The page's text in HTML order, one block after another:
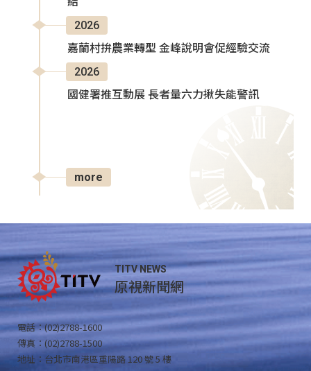
2026
嘉蘭村拚農業轉型 金峰說明會促經驗交流
2026
國健署推互動展 長者量六力揪失能警訊
more
TITV NEWS
原視新聞網
電話：(02)2788-1600
傳真：(02)2788-1500
地址：台北市南港區重陽路 120 號 5 樓